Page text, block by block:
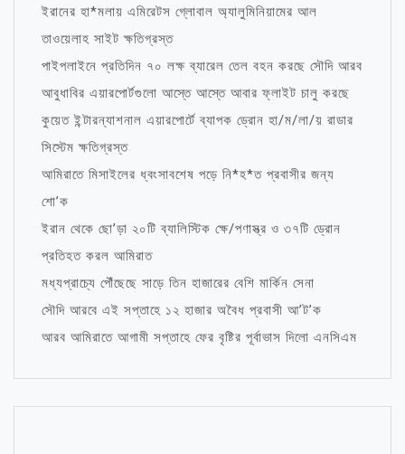
ইরানের হা*মলায় এমিরেটস গ্লোবাল অ্যালুমিনিয়ামের আল
তাওয়েলাহ সাইট ক্ষতিগ্রস্ত
পাইপলাইনে প্রতিদিন ৭০ লক্ষ ব্যারেল তেল বহন করছে সৌদি আরব
আবুধাবির এয়ারপোর্টগুলো আস্তে আস্তে আবার ফ্লাইট চালু করছে
কুয়েত ইন্টারন্যাশনাল এয়ারপোর্টে ব্যাপক ড্রোন হা/ম/লা/য় রাডার
সিস্টেম ক্ষতিগ্রস্ত
আমিরাতে মিসাইলের ধ্বংসাবশেষ পড়ে নি*হ*ত প্রবাসীর জন্য
শো’ক
ইরান থেকে ছো’ড়া ২০টি ব্যালিস্টিক ক্ষে/পণাস্ত্র ও ৩৭টি ড্রোন
প্রতিহত করল আমিরাত
মধ্যপ্রাচ্যে পৌঁছেছে সাড়ে তিন হাজারের বেশি মার্কিন সেনা
সৌদি আরবে এই সপ্তাহে ১২ হাজার অবৈধ প্রবাসী আ’ট’ক
আরব আমিরাতে আগামী সপ্তাহে ফের বৃষ্টির পূর্বাভাস দিলো এনসিএম